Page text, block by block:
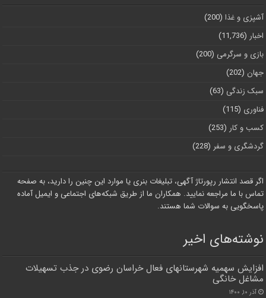
آشپزی و غذا (200)
اخبار (11,736)
بازی و سرگرمی (200)
جهان (202)
سبک زندگی (63)
فناوری (115)
کسب و کار (253)
گردشگری و سفر (228)
اگر قصد انتشار رپورتاژ آگهی، تبلیغات بنری یا موارد این چنین را دارید، به صفحه
تماس با ما مراجعه نمایید. همکاران ما از طریق شبکه‌های اجتماعی و ایمیل آماده
پاسخگویی به سوالات شما هستند.
نوشته‌های اخیر
افزایش سهمیه شهرستانهای فعال خراسان رضوی در جذب تسهیلات
مشاغل خانگی
آذر ۱۰, ۱۴۰۰